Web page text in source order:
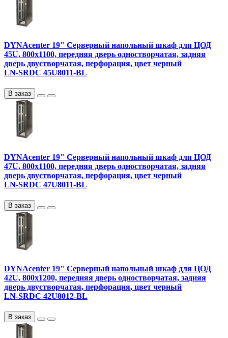
DYNAcenter 19" Серверный напольный шкаф для ЦОД
45U, 800х1100, передняя дверь одностворчатая, задняя
дверь двустворчатая, перфорация, цвет черный
LN-SRDC 45U8011-BL
В заказ
DYNAcenter 19" Серверный напольный шкаф для ЦОД
47U, 800х1100, передняя дверь одностворчатая, задняя
дверь двустворчатая, перфорация, цвет черный
LN-SRDC 47U8011-BL
В заказ
DYNAcenter 19" Серверный напольный шкаф для ЦОД
42U, 800х1200, передняя дверь одностворчатая, задняя
дверь двустворчатая, перфорация, цвет черный
LN-SRDC 42U8012-BL
В заказ